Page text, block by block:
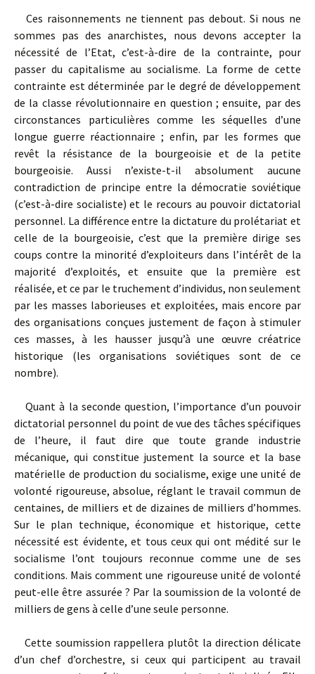
Ces raisonnements ne tiennent pas debout. Si nous ne
sommes pas des anarchistes, nous devons accepter la
nécessité de l’Etat, c’est-à-dire de la contrainte, pour
passer du capitalisme au socialisme. La forme de cette
contrainte est déterminée par le degré de développement
de la classe révolutionnaire en question ; ensuite, par des
circonstances particulières comme les séquelles d’une
longue guerre réactionnaire ; enfin, par les formes que
revêt la résistance de la bourgeoisie et de la petite
bourgeoisie. Aussi n’existe-t-il absolument aucune
contradiction de principe entre la démocratie soviétique
(c’est-à-dire socialiste) et le recours au pouvoir dictatorial
personnel. La différence entre la dictature du prolétariat et
celle de la bourgeoisie, c’est que la première dirige ses
coups contre la minorité d’exploiteurs dans l’intérêt de la
majorité d’exploités, et ensuite que la première est
réalisée, et ce par le truchement d’individus, non seulement
par les masses laborieuses et exploitées, mais encore par
des organisations conçues justement de façon à stimuler
ces masses, à les hausser jusqu’à une œuvre créatrice
historique (les organisations soviétiques sont de ce
nombre).
Quant à la seconde question, l’importance d’un pouvoir
dictatorial personnel du point de vue des tâches spécifiques
de l’heure, il faut dire que toute grande industrie
mécanique, qui constitue justement la source et la base
matérielle de production du socialisme, exige une unité de
volonté rigoureuse, absolue, réglant le travail commun de
centaines, de milliers et de dizaines de milliers d’hommes.
Sur le plan technique, économique et historique, cette
nécessité est évidente, et tous ceux qui ont médité sur le
socialisme l’ont toujours reconnue comme une de ses
conditions. Mais comment une rigoureuse unité de volonté
peut-elle être assurée ? Par la soumission de la volonté de
milliers de gens à celle d’une seule personne.
Cette soumission rappellera plutôt la direction délicate
d’un chef d’orchestre, si ceux qui participent au travail